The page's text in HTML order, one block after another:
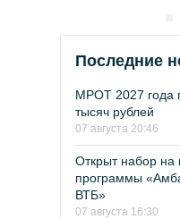
Последние
МРОТ 2027 года
тысяч рублей
07 августа 20:46
Открыт набор на
программы
ВТБ»
07 августа 16:30